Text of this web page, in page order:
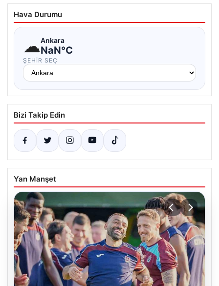
Hava Durumu
☁Ankara
NaN°C
ŞEHIR SEÇ
Bizi Takip Edin
Yan Manşet